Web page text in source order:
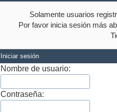
Solamente usuarios
Por favor inicia sesión más
Iniciar sesión
Nombre de usuario:
Contraseña: